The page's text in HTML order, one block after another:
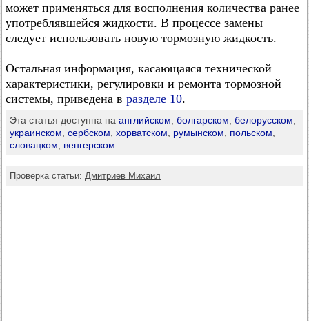
может применяться для восполнения количества ранее
употреблявшейся жидкости. В процессе замены
следует использовать новую тормозную жидкость.
Остальная информация, касающаяся технической
характеристики, регулировки и ремонта тормозной
системы, приведена в разделе 10.
Эта статья доступна на английском болгарском белорусском
украинском сербском хорватском румынском польском
словацком
венгерском
Проверка статьи: Дмитриев Михаил